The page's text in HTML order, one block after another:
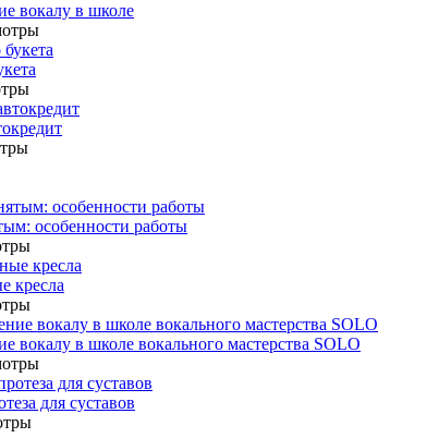
вокалу в школе
особенности работы
кресла
вокалу в школе вокального мастерства SOLO
для суставов